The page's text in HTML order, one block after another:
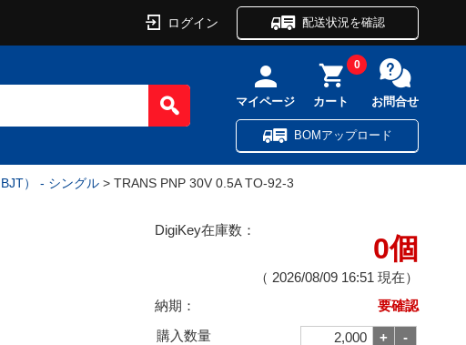
ログイン 配送状況を確認
マイページ カート
0
お問合せ
BOMアップロード
） - シングル > TRANS PNP 30V 0.5A TO-92-3
DigiKey在庫数：
0個
（ 2026/08/09 16:51 現在）
納期：
要確認
購入数量